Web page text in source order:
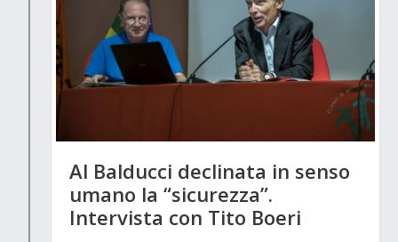
Al Balducci declinata in senso
umano la “sicurezza”.
Intervista con Tito Boeri